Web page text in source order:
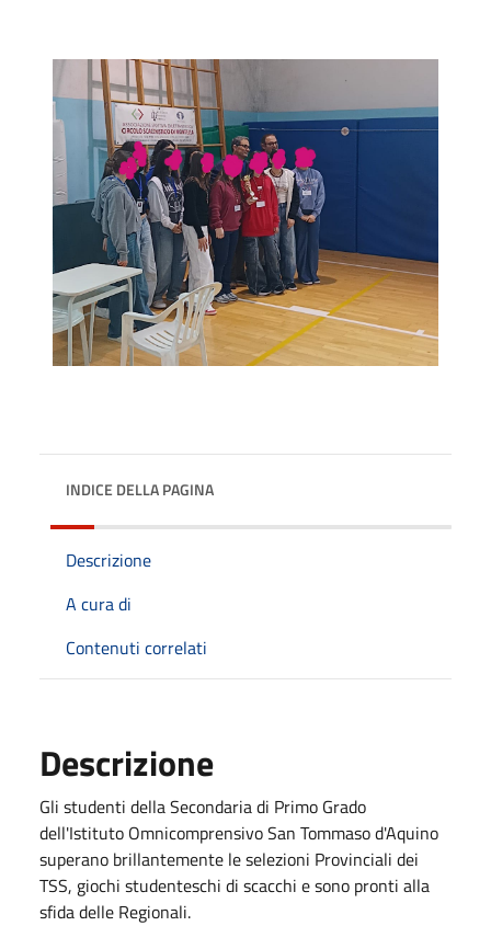
INDICE DELLA PAGINA
Descrizione
A cura di
Contenuti correlati
Descrizione
Gli studenti della Secondaria di Primo Grado
dell'Istituto Omnicomprensivo San Tommaso d'Aquino
superano brillantemente le selezioni Provinciali dei
TSS, giochi studenteschi di scacchi e sono pronti alla
sfida delle Regionali.